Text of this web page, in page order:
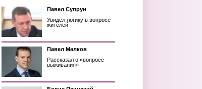
Павел Супрун
Увидел логику в вопросе
жителей
Павел Малков
Рассказал о «вопросе
выживания»